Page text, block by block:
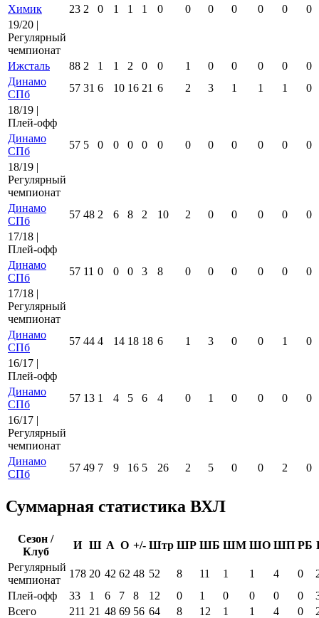
Химик
23 2 0 1 1 1 0 0 0 0 0 0
0
19/20 |
Регулярный
чемпионат
Ижсталь
88 2 1 1 2 0 0 1 0 0 0 0
0
Динамо
СПб
57 31 6 10 16 21 6 2 3 1 1 1
0
18/19 |
Плей-офф
Динамо
СПб
57 5 0 0 0 0 0 0 0 0 0 0
0
18/19 |
Регулярный
чемпионат
Динамо
СПб
57 48 2 6 8 2 10 2 0 0 0 0
0
17/18 |
Плей-офф
Динамо
СПб
57 11 0 0 0 3 8 0 0 0 0 0
0
17/18 |
Регулярный
чемпионат
Динамо
СПб
57 44 4 14 18 18 6 1 3 0 0 1
0
16/17 |
Плей-офф
Динамо
СПб
57 13 1 4 5 6 4 0 1 0 0 0
0
16/17 |
Регулярный
чемпионат
Динамо
СПб
57 49 7 9 16 5 26 2 5 0 0 2 0
Суммарная статистика ВХЛ
Сезон /
Клуб
И Ш А О +/- Штр ШР ШБ ШМ ШО ШП РБ
Регулярный
чемпионат
178 20 42 62 48 52 8 11 1 1 4 0
Плей-офф
33 1 6 7 8 12 0 1 0 0 0 0
Всего
211 21 48 69 56 64 8 12 1 1 4 0